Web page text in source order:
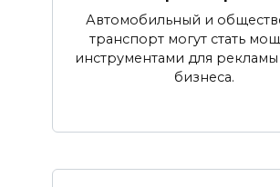
Автомобильный и
транспорт могут стать
инструментами для
бизнеса.